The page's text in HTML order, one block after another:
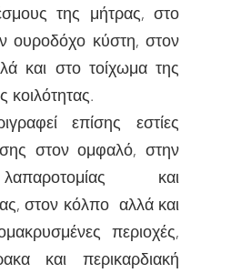
της μήτρας, στο
ουροδόχο κύστη, στον
και στο τοίχωμα της
κοιλότητας.
επίσης εστίες
στον ομφαλό, στην
και
στον κόλπο αλλά και
περιοχές,
και περικαρδιακή